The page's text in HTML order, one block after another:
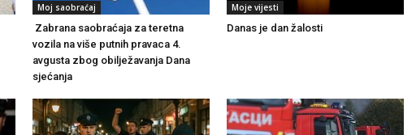
Moj saobraćaj
Zabrana saobraćaja za teretna
vozila na više putnih pravaca 4.
avgusta zbog obilježavanja Dana
sjećanja
Moje vijesti
Danas je dan žalosti